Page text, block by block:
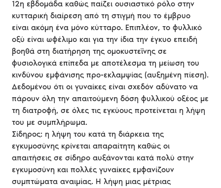
12η εβδομάδα καθώς παίζει ουσιαστικό ρόλο στην
κυτταρική διαίρεση από τη στιγμή που το έμβρυο
είναι ακόμη ένα μόνο κύτταρο. Επιπλέον, το φυλλικό
οξύ είναι ωφέλιμο και για την ίδια την έγκυο επειδή
βοηθά στη διατήρηση της ομοκυστεΐνης σε
φυσιολογικά επίπεδα με αποτέλεσμα τη μείωση του
κινδύνου εμφάνισης προ-εκλαμψίας (αυξημένη πίεση).
Δεδομένου ότι οι γυναίκες είναι σχεδόν αδύνατο να
πάρουν όλη την απαιτούμενη δόση φυλλικού οξέος με
τη διατροφή, σε όλες τις εγκύους προτείνεται η λήψη
του με συμπλήρωμα.
Σίδηρος: η λήψη του κατά τη διάρκεια της
εγκυμοσύνης κρίνεται απαραίτητη καθώς οι
απαιτήσεις σε σίδηρο αυξάνονται κατά πολύ στην
εγκυμοσύνη και πολλές γυναίκες εμφανίζουν
συμπτώματα αναιμίας. Η λήψη μιας μέτριας